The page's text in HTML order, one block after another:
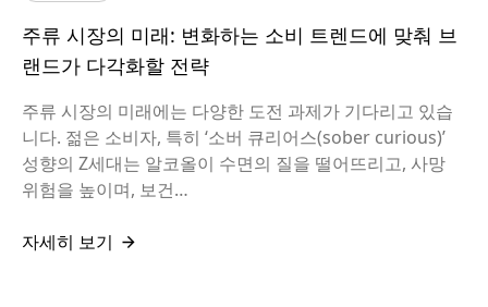
주류 시장의 미래: 변화하는 소비 트렌드에 맞춰 브
랜드가 다각화할 전략
주류 시장의 미래에는 다양한 도전 과제가 기다리고 있습
니다. 젊은 소비자, 특히 ‘소버 큐리어스(sober curious)’
성향의 Z세대는 알코올이 수면의 질을 떨어뜨리고, 사망
위험을 높이며, 보건…
자세히 보기